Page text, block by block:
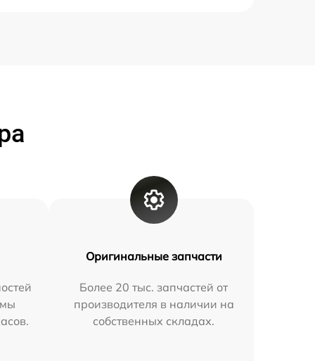
Оригинальные запчасти
Более 20 тыс. запчастей от
производителя в наличии на
собственных складах.